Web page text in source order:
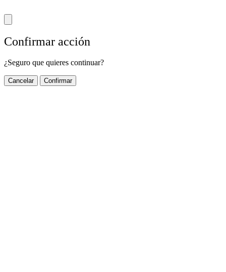
Confirmar acción
¿Seguro que quieres continuar?
Cancelar Confirmar